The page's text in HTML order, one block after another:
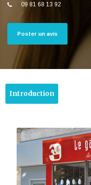
09 81 68 13 92
Poster un avis
Introduction